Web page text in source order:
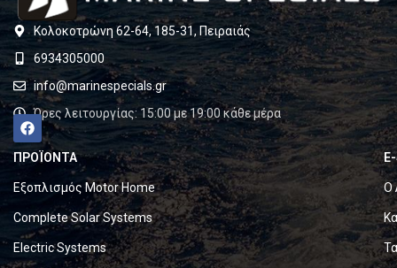
Κολοκοτρώνη 62-64, 185-31, Πειραιάς
6934305000
info@marinespecials.gr
Ώρες λειτουργίας: 15:00 με 19:00 κάθε μέρα
ΠΡΟΪΟΝΤΑ
Εξοπλισμός Motor Home
Complete Solar Systems
Electric Systems
Ο